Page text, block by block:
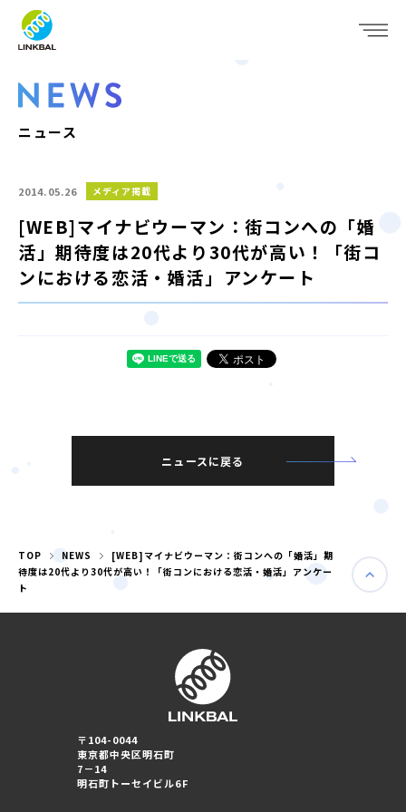
WHO WE ARE
SERVICE
IR
RECRUIT
NEWS
婚活パーティー（東京）
婚活パーティー（大阪）
PRIVACY POLICY
JP
ニュース
2014.05.26 メディア掲載
[WEB]マイナビウーマン：街コンへの「婚
活」期待度は20代より30代が高い！「街コ
ンにおける恋活・婚活」アンケート
ニュースに戻る
TOP NEWS
[WEB]マイナビウーマン：街コンへの「婚活」期
待度は20代より30代が高い！「街コンにおける恋活・婚活」アンケー
ト
〒104-0044
東京都中央区明石町
7－14
明石町トーセイビル6F